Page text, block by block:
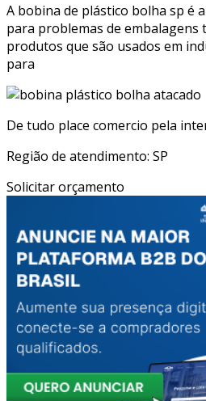
A bobina de plástico bolha sp é
para problemas de embalagens
produtos que são usados em
para
De tudo place comercio pela
Região de atendimento: SP
Solicitar orçamento